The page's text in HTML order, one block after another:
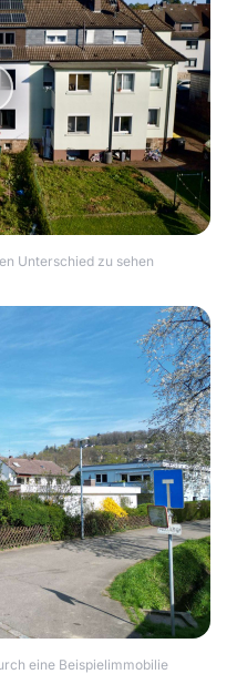
Unterschied zu sehen
eine Beispielimmobilie